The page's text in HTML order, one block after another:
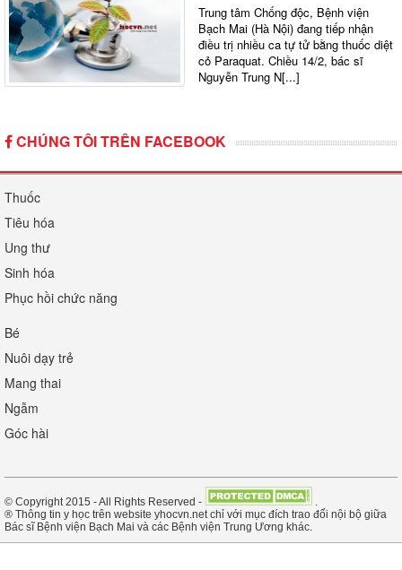
Trung tâm Chống độc, Bệnh viện
Bạch Mai (Hà Nội) đang tiếp nhận
điều trị nhiều ca tự tử bằng thuốc diệt
cỏ Paraquat. Chiều 14/2, bác sĩ
Nguyễn Trung N[...]
CHÚNG TÔI TRÊN FACEBOOK
Thuốc
Tiêu hóa
Ung thư
Sinh hóa
Phục hồi chức năng
Bé
Nuôi dạy trẻ
Mang thai
Ngẫm
Góc hài
© Copyright 2015 - All Rights Reserved -
® Thông tin y học trên website yhocvn.net chỉ với mục đích trao đổi nội bộ giữa
Bác sĩ Bệnh viện Bạch Mai và các Bệnh viện Trung Ương khác.